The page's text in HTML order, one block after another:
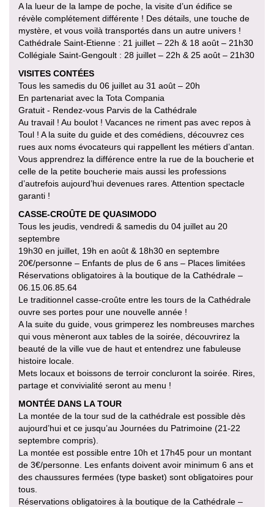
A la lueur de la lampe de poche, la visite d’un édifice se
révèle complétement différente ! Des détails, une touche de
mystère, et vous voilà transportés dans un autre univers !
Cathédrale Saint-Etienne : 21 juillet – 22h & 18 août – 21h30
Collégiale Saint-Gengoult : 28 juillet – 22h & 25 août – 21h30
VISITES CONTÉES
Tous les samedis du 06 juillet au 31 août – 20h
En partenariat avec la Tota Compania
Gratuit - Rendez-vous Parvis de la Cathédrale
Au travail ! Au boulot ! Vacances ne riment pas avec repos à
Toul ! A la suite du guide et des comédiens, découvrez ces
rues aux noms évocateurs qui rappellent les métiers d’antan.
Vous apprendrez la différence entre la rue de la boucherie et
celle de la petite boucherie mais aussi les professions
d’autrefois aujourd’hui devenues rares. Attention spectacle
garanti !
CASSE-CROÛTE DE QUASIMODO
Tous les jeudis, vendredi & samedis du 04 juillet au 20
septembre
19h30 en juillet, 19h en août & 18h30 en septembre
20€/personne – Enfants de plus de 6 ans – Places limitées
Réservations obligatoires à la boutique de la Cathédrale –
06.15.06.85.64
Le traditionnel casse-croûte entre les tours de la Cathédrale
ouvre ses portes pour une nouvelle année !
A la suite du guide, vous grimperez les nombreuses marches
qui vous mèneront aux tables de la soirée, découvrirez la
beauté de la ville vue de haut et entendrez une fabuleuse
histoire locale.
Mets locaux et boissons de terroir concluront la soirée. Rires,
partage et convivialité seront au menu !
MONTÉE DANS LA TOUR
La montée de la tour sud de la cathédrale est possible dès
aujourd’hui et ce jusqu’au Journées du Patrimoine (21-22
septembre compris).
La montée est possible entre 10h et 17h45 pour un montant
de 3€/personne. Les enfants doivent avoir minimum 6 ans et
des chaussures fermées (type basket) sont obligatoires pour
tous.
Réservations obligatoires à la boutique de la Cathédrale –